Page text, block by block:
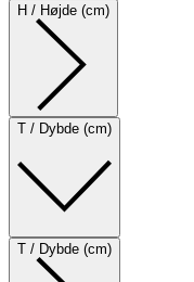
H / Højde (cm)
T / Dybde (cm)
T / Dybde (cm)